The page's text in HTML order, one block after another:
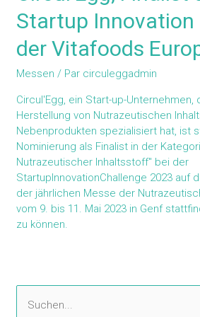
Startup Innovation
der Vitafoods
Messen / Par circuleggadmin
Circul'Egg, ein Start-up-Unternehmen,
Herstellung von Nutrazeutischen
Nebenprodukten spezialisiert hat, ist
Nominierung als Finalist in der
Nutrazeutischer Inhaltsstoff" bei der
StartupInnovationChallenge 2023 auf
der jährlichen Messe der
vom 9. bis 11. Mai 2023 in Genf
zu können.